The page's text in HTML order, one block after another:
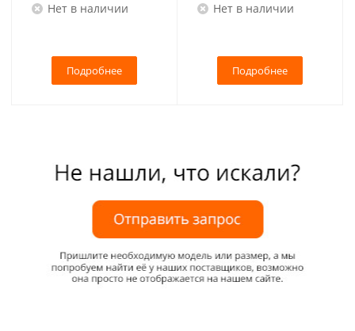
Нет в наличии
Подробнее
Нет в наличии
Подробнее